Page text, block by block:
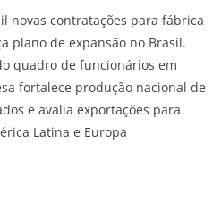
novas contratações para fábrica
plano de expansão no Brasil.
quadro de funcionários em
fortalece produção nacional de
e avalia exportações para
Latina e Europa